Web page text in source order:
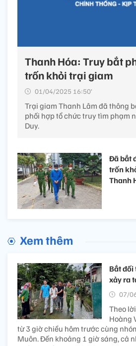
Thanh Hóa: Truy bắt
trốn khỏi trại giam
01/04/2025 16:50’
Trại giam Thanh Lâm đã thông
phối hợp tổ chức truy tìm phạm
Duy.
Đã bắt
trốn
Thanh
Xem thêm
Bắt
xảy ra
07/
Theo
Hoàng
từ 3 giờ chiều hôm trước cùng
Muôn. Đến khoảng 1 giờ sáng, cả